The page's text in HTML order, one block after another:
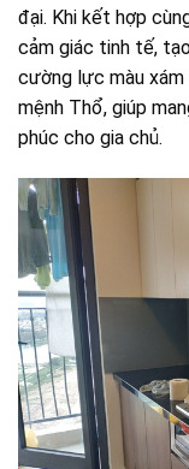
đại. Khi kết hợp
cảm giác tinh tế,
cường lực màu xám
mệnh Thổ, giúp
phúc cho gia chủ.